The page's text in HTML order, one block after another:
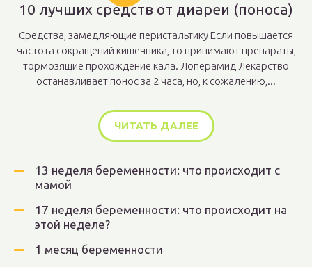
10 лучших средств от диареи (поноса)
Средства, замедляющие перистальтику Если повышается
частота сокращений кишечника, то принимают препараты,
тормозящие прохождение кала. Лоперамид Лекарство
останавливает понос за 2 часа, но, к сожалению,...
ЧИТАТЬ ДАЛЕЕ
13 неделя беременности: что происходит с
мамой
17 неделя беременности: что происходит на
этой неделе?
1 месяц беременности